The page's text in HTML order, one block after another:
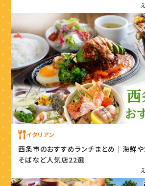
イタリアン
西条市のおすすめランチまとめ｜海鮮や
そばなど人気店22選